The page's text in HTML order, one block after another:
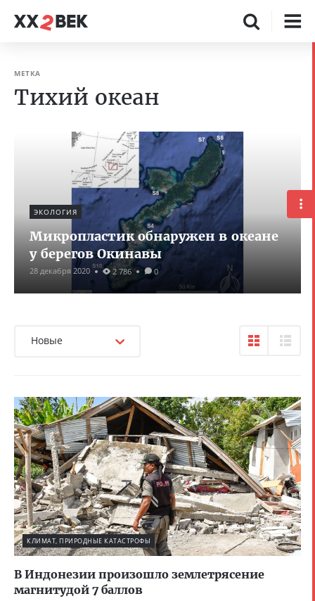
МЕТКА
Тихий океан
ЭКОЛОГИЯ
Микропластик обнаружен в океане
у берегов Окинавы
28 декабря 2020 2 786 0
Новые
КЛИМАТ, ПРИРОДНЫЕ КАТАСТРОФЫ
В Индонезии произошло землетрясение
магнитудой 7 баллов